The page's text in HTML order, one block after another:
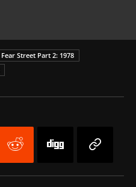
Fear Street Part 2: 1978